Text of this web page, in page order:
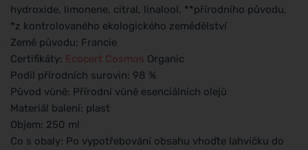
hydroxide, limonene, citral, linalool. **přírodního původu,
*z kontrolovaného ekologického zemědělství
Země původu: Francie
Certifikáty: Ecocert Cosmos Organic
Podíl přírodních surovin: 98 %
Původ vůně: Přírodní vůně esenciálních olejů
Materiál balení: plast
Objem: 250 ml
Co s obaly: Po vypotřebování obsahu vhoďte lahvičku do